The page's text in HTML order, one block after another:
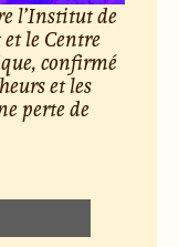
l’Institut de
le Centre
confirmé
et les
perte de